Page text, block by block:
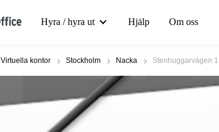
Hyra / hyra ut Hjälp Om oss
Virtuella kontor Stockholm Nacka Stenhuggarvägen